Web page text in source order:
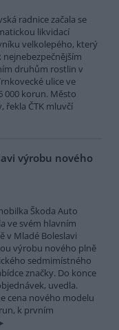
radnice začala se
likvidací
velkolepého, který
nejnebezpečnějším
druhům rostlin v
ulice ve
000 korun. Město
řekla ČTK mluvčí
výrobu nového
Škoda Auto
ve svém hlavním
v Mladé Boleslavi
výrobu nového plně
sedmimístného
značky. Do konce
uvedla.
cena nového modelu
k prvním